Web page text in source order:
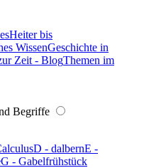
Heiter bis
WissenGeschichte in
Zeit - BlogThemen im
Begriffe
D - dalbernE -
G - Gabelfrühstück